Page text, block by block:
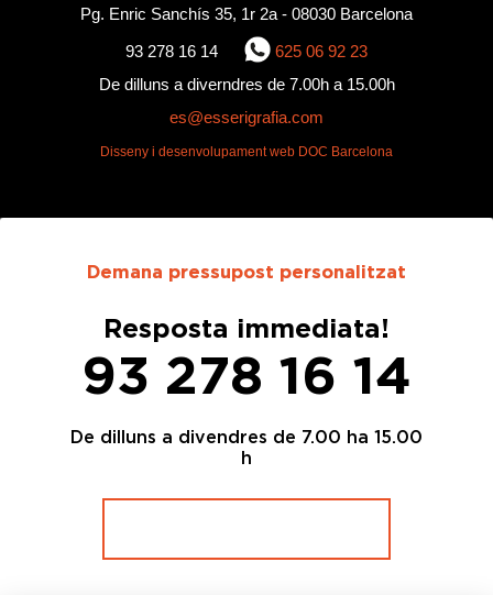
Pg. Enric Sanchís 35, 1r 2a - 08030 Barcelona
93 278 16 14
625 06 92 23
De dilluns a diverndres de 7.00h a 15.00h
es@esserigrafia.com
Disseny i desenvolupament web DOC Barcelona
Demana pressupost personalitzat
Resposta immediata!
93 278 16 14
De dilluns a divendres de 7.00 ha 15.00
h